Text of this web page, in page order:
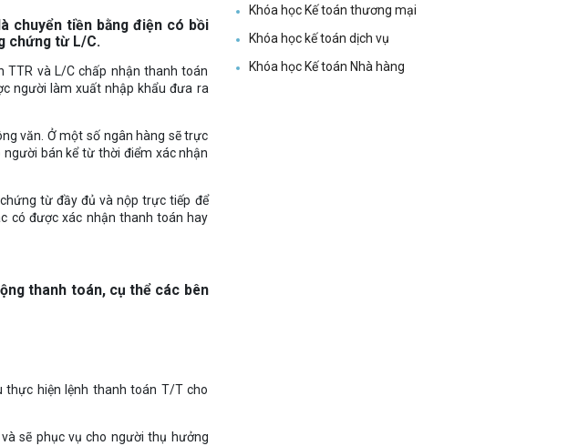
chuyển tiền bằng điện có bồi
chứng từ L/C.
và L/C chấp nhận thanh toán
người làm xuất nhập khẩu đưa ra
văn. Ở một số ngân hàng sẽ trực
bán kể từ thời điểm xác nhận
từ đầy đủ và nộp trực tiếp để
có được xác nhận thanh toán hay
thanh toán, cụ thể các bên
thực hiện lệnh thanh toán T/T cho
sẽ phục vụ cho người thụ hưởng
Khóa học Kế toán thương mại
Khóa học kế toán dịch vụ
Khóa học Kế toán Nhà hàng